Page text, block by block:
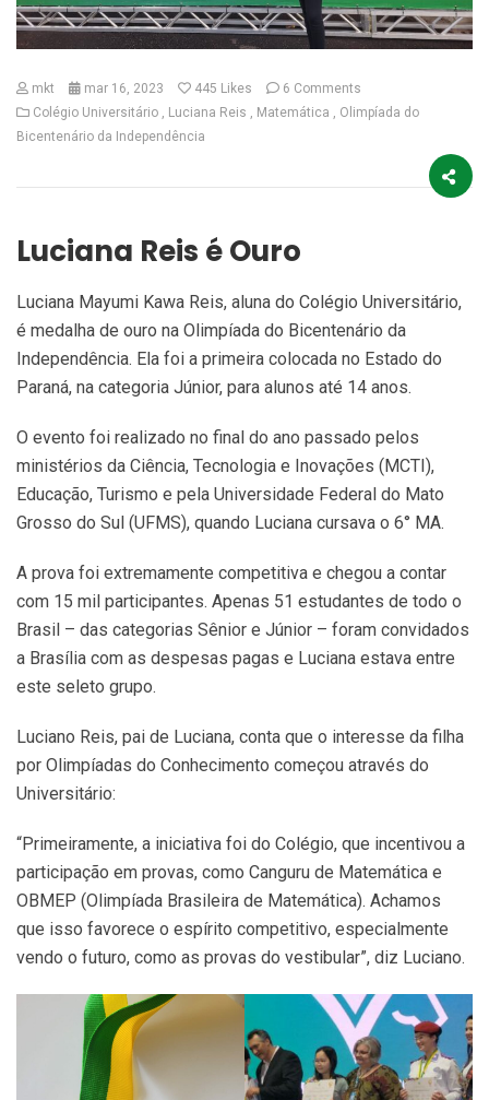
mkt mar 16, 2023 445 Likes
6 Comments
Colégio Universitário
Luciana Reis Matemática
Olimpíada do
Bicentenário da Independência
Luciana Reis é Ouro
Luciana Mayumi Kawa Reis, aluna do Colégio Universitário,
é medalha de ouro na Olimpíada do Bicentenário da
Independência. Ela foi a primeira colocada no Estado do
Paraná, na categoria Júnior, para alunos até 14 anos.
O evento foi realizado no final do ano passado pelos
ministérios da Ciência, Tecnologia e Inovações (MCTI),
Educação, Turismo e pela Universidade Federal do Mato
Grosso do Sul (UFMS), quando Luciana cursava o 6° MA.
A prova foi extremamente competitiva e chegou a contar
com 15 mil participantes. Apenas 51 estudantes de todo o
Brasil – das categorias Sênior e Júnior – foram convidados
a Brasília com as despesas pagas e Luciana estava entre
este seleto grupo.
Luciano Reis, pai de Luciana, conta que o interesse da filha
por Olimpíadas do Conhecimento começou através do
Universitário:
“Primeiramente, a iniciativa foi do Colégio, que incentivou a
participação em provas, como Canguru de Matemática e
OBMEP (Olimpíada Brasileira de Matemática). Achamos
que isso favorece o espírito competitivo, especialmente
vendo o futuro, como as provas do vestibular”, diz Luciano.